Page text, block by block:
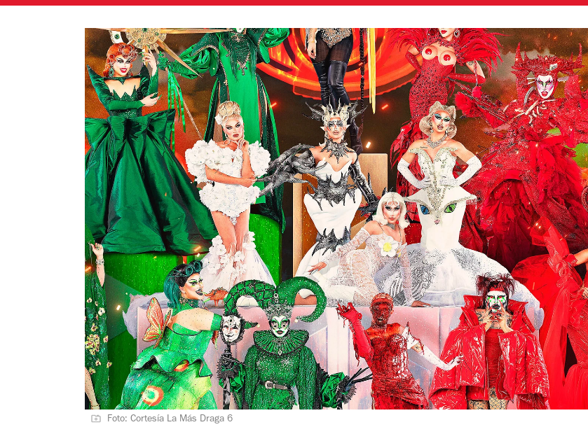
Foto: Cortesía La Más Draga 6